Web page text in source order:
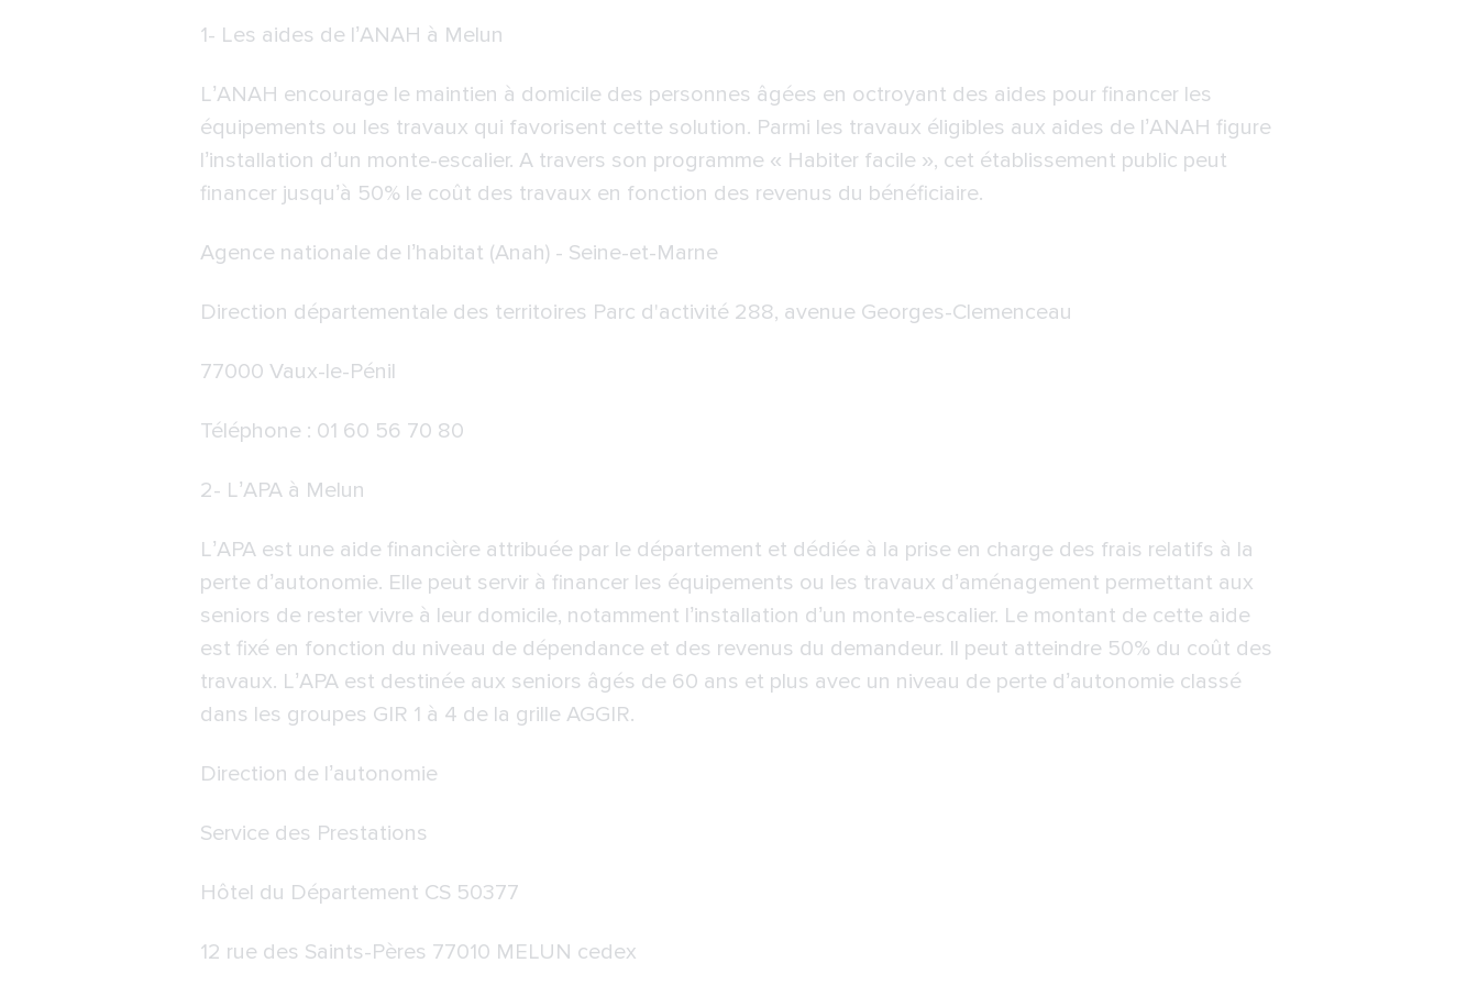
1- Les aides de l’ANAH à Melun
L’ANAH encourage le maintien à domicile des personnes âgées en octroyant des aides pour financer les
équipements ou les travaux qui favorisent cette solution. Parmi les travaux éligibles aux aides de l’ANAH figure
l’installation d’un monte-escalier. A travers son programme « Habiter facile », cet établissement public peut
financer jusqu’à 50% le coût des travaux en fonction des revenus du bénéficiaire.
Agence nationale de l’habitat (Anah) - Seine-et-Marne
Direction départementale des territoires Parc d'activité 288, avenue Georges-Clemenceau
77000 Vaux-le-Pénil
Téléphone : 01 60 56 70 80
2- L’APA à Melun
L’APA est une aide financière attribuée par le département et dédiée à la prise en charge des frais relatifs à la
perte d’autonomie. Elle peut servir à financer les équipements ou les travaux d’aménagement permettant aux
seniors de rester vivre à leur domicile, notamment l’installation d’un monte-escalier. Le montant de cette aide
est fixé en fonction du niveau de dépendance et des revenus du demandeur. Il peut atteindre 50% du coût des
travaux. L’APA est destinée aux seniors âgés de 60 ans et plus avec un niveau de perte d’autonomie classé
dans les groupes GIR 1 à 4 de la grille AGGIR.
Direction de l’autonomie
Service des Prestations
Hôtel du Département CS 50377
12 rue des Saints-Pères 77010 MELUN cedex